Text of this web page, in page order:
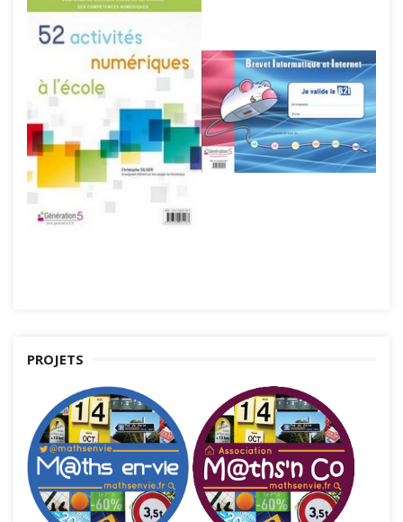
PROJETS